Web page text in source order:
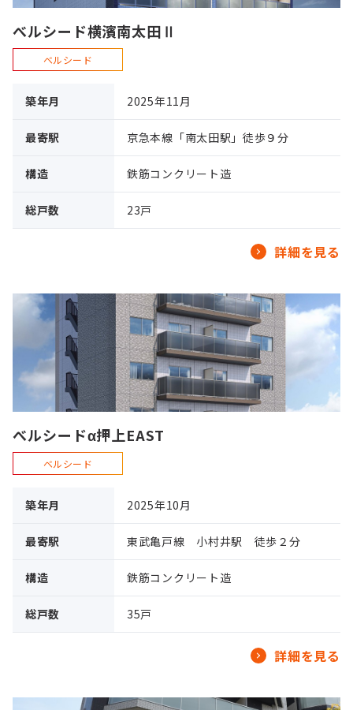
べルシード横濱南太田Ⅱ
ベルシード
築年月 2025年11月
最寄駅 京急本線「南太田駅」徒歩９分
構造 鉄筋コンクリート造
総戸数 23戸
詳細を見る
べルシードα押上EAST
ベルシード
築年月 2025年10月
最寄駅 東武亀戸線 小村井駅 徒歩２分
構造 鉄筋コンクリート造
総戸数 35戸
詳細を見る